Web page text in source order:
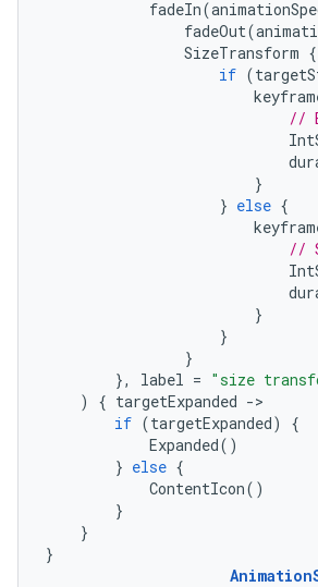
fadeIn(
fadeOut(
SizeTransform {
if (
//
}
} else {
//
}
}
}
},
label = "size
)
{ targetExpanded -
if (targetExpanded)
{
Expanded()
} else {
ContentIcon()
}
}
}